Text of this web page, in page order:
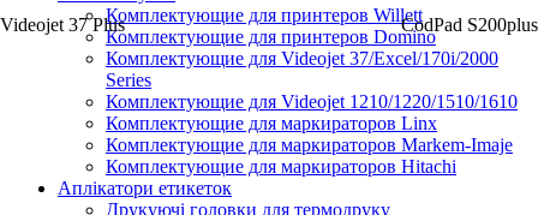
Комплектующие для принтеров Willett
Комплектующие для принтеров Domino
Комплектующие для Videojet 37/Excel/170i/2000
Series
Комплектующие для Videojet 1210/1220/1510/1610
Комплектующие для маркираторов Linx
Комплектующие для маркираторов Markem-Imaje
Комплектующие для маркираторов Hitachi
Аплікатори етикеток
Друкуючі головки для термодруку
Videojet 37 Plus CodPad S200plus